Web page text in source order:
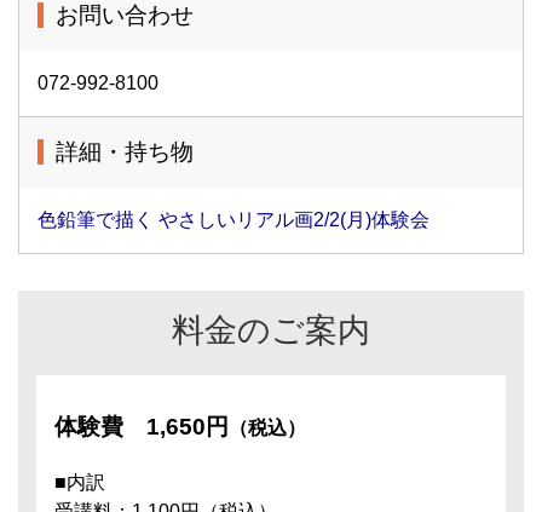
お問い合わせ
072-992-8100
詳細・持ち物
色鉛筆で描く やさしいリアル画2/2(月)体験会
料金のご案内
体験費 1,650円 （税込）
■内訳